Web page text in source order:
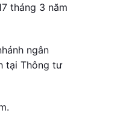
tháng 3 năm
ngân
tại Thông tư